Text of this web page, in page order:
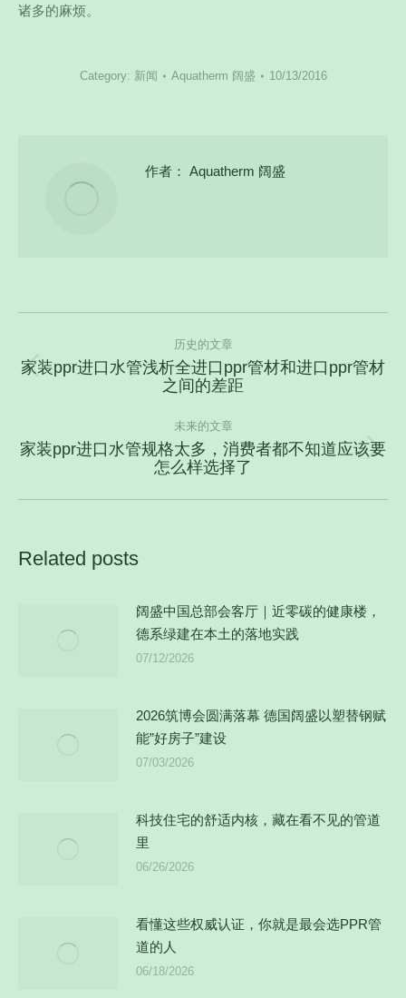
诸多的麻烦。
Category: 新闻 Aquatherm 阔盛 10/13/2016
作者： Aquatherm 阔盛
章
导
历史的文章
历
史
的
文
章：
家装ppr进口水管浅析全进口ppr管材和进口ppr管材
之间的差距
未来的文章
未
来
的
家装ppr进口水管规格太多，消费者都不知道应该要
怎么样选择了
Related posts
阔盛中国总部会客厅｜近零碳的健康楼，
德系绿建在本土的落地实践
07/12/2026
2026筑博会圆满落幕 德国阔盛以塑替钢赋
能”好房子”建设
07/03/2026
科技住宅的舒适内核，藏在看不见的管道
里
06/26/2026
看懂这些权威认证，你就是最会选PPR管
道的人
06/18/2026